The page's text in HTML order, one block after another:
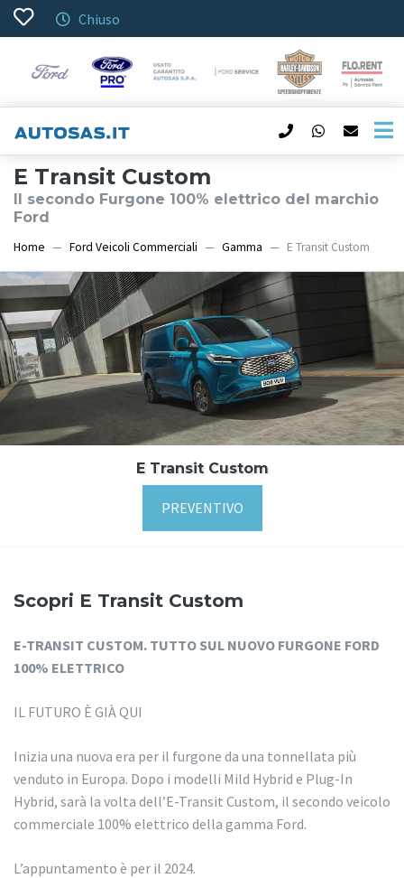
Chiuso
E Transit Custom
Il secondo Furgone 100% elettrico del marchio
Ford
Home Ford Veicoli Commerciali Gamma E Transit Custom
E Transit Custom
PREVENTIVO
Scopri E Transit Custom
E-TRANSIT CUSTOM. TUTTO SUL NUOVO FURGONE FORD
100% ELETTRICO
IL FUTURO È GIÀ QUI
Inizia una nuova era per il furgone da una tonnellata più
venduto in Europa. Dopo i modelli Mild Hybrid e Plug-In
Hybrid, sarà la volta dell’E-Transit Custom, il secondo veicolo
commerciale 100% elettrico della gamma Ford.
L’appuntamento è per il 2024.